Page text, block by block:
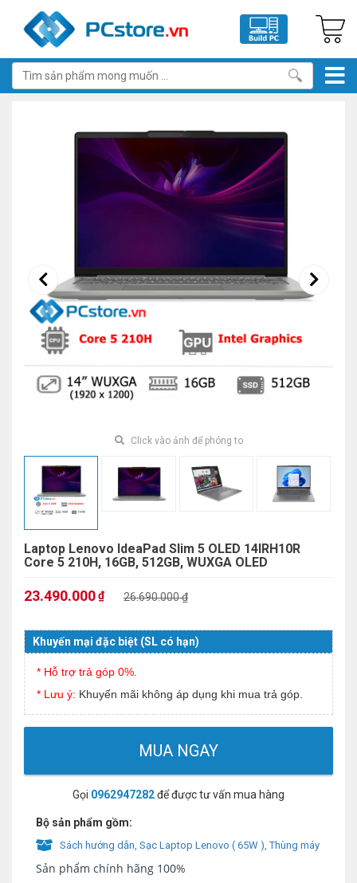
Click vào ảnh để phóng to
Laptop Lenovo IdeaPad Slim 5 OLED 14IRH10R
Core 5 210H, 16GB, 512GB, WUXGA OLED
23.490.000₫ 26.690.000 ₫
Khuyến mại đặc biệt (SL có hạn)
* Hỗ trợ trả góp 0%.
* Lưu ý: Khuyến mãi không áp dụng khi mua trả góp.
MUA NGAY
Gọi 0962947282để được tư vấn mua hàng
Bộ sản phẩm gồm:
Sách hướng dẫn, Sạc Laptop Lenovo ( 65W ), Thùng máy
Sản phẩm chính hãng 100%